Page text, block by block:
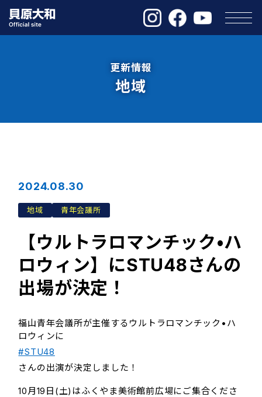
更新情報
地域
2024.08.30
地域 青年会議所
【ウルトラロマンチック•ハ
ロウィン】にSTU48さんの
出場が決定！
福山青年会議所が主催するウルトラロマンチック•ハ
ロウィンに
#STU48
さんの出演が決定しました！
10月19日(土)はふくやま美術館前広場にご集合くださ